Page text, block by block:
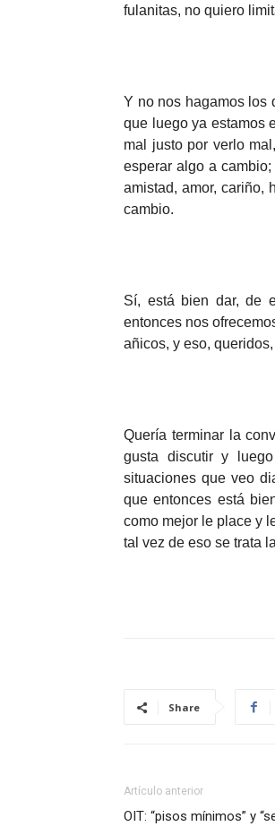
fulanitas, no quiero
Y no nos hagamos los
que luego ya estamos
mal justo por verlo
esperar algo a
amistad, amor, cariño,
cambio.
Sí, está bien dar, de
entonces nos
añicos, y eso,
Quería terminar la
gusta discutir y
situaciones que veo
que entonces está
como mejor le place y
tal vez de eso se trata
Share
Artículo anterior
OIT: “pisos mínimos” y